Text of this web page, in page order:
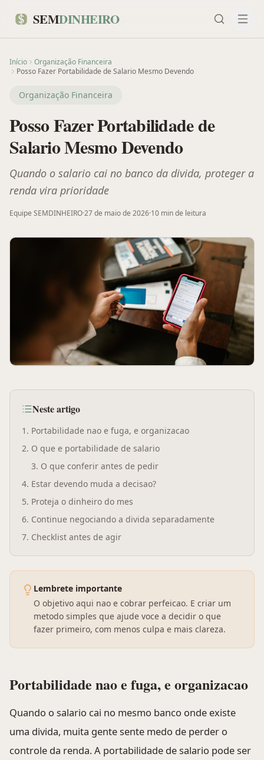
SEMDINHEIRO
Início
Organização Financeira
Posso Fazer Portabilidade de Salario Mesmo Devendo
Organização Financeira
Posso Fazer Portabilidade de
Salario Mesmo Devendo
Quando o salario cai no banco da divida, proteger a
renda vira prioridade
Equipe SEMDINHEIRO·27 de maio de 2026·10 minde leitura
Neste artigo
1 . Portabilidade nao e fuga, e organizacao
2. O que e portabilidade de salario
3. O que conferir antes de pedir
4. Estar devendo muda a decisao?
5. Proteja o dinheiro do mes
6. Continue negociando a divida separadamente
7. Checklist antes de agir
Lembrete importante
O objetivo aqui nao e cobrar perfeicao. E criar um
metodo simples que ajude voce a decidir o que
fazer primeiro, com menos culpa e mais clareza.
Portabilidade nao e fuga, e organizacao
Quando o salario cai no mesmo banco onde existe
uma divida, muita gente sente medo de perder o
controle da renda. A portabilidade de salario pode ser